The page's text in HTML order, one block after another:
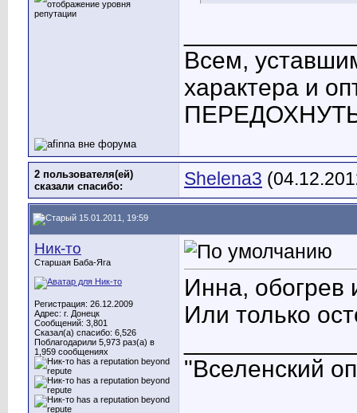
Всем,
характера и
2 пользователя(ей)
сказали cпасибо:
Shelena3
15.01.2011, 19:59
Ник-то
Старшая Баба-Яга
Регистрация: 26.12.2009
Адрес: г. Донецк
Сообщений: 3,801
Сказал(а) спасибо: 6,526
Поблагодарили 5,973 раз(а) в
1,959 сообщениях
Инна, обогрев
Или только
"Вселенский